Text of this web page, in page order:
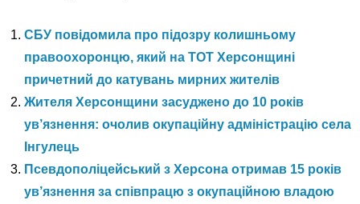
СБУ повідомила про підозру колишньому
правоохоронцю, який на ТОТ Херсонщині
причетний до катувань мирних жителів
Жителя Херсонщини засуджено до 10 років
ув’язнення: очолив окупаційну адміністрацію села
Інгулець
Псевдополіцейський з Херсона отримав 15 років
ув’язнення за співпрацю з окупаційною владою